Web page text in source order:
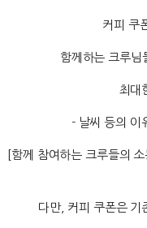
커피 쿠
함께하는 크루님
최대
- 날씨 등의 이
[함께 참여하는 크루들의
다만, 커피 쿠폰은 기